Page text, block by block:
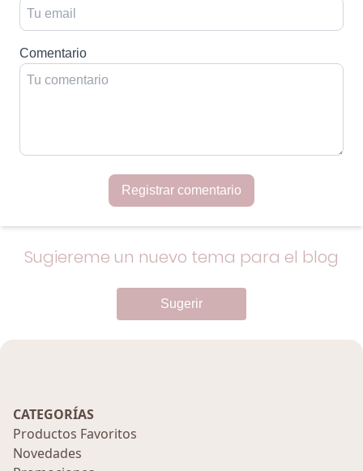
Comentario
Registrar comentario
Sugiereme un nuevo tema para el blog
Sugerir
CATEGORÍAS
Productos Favoritos
Novedades